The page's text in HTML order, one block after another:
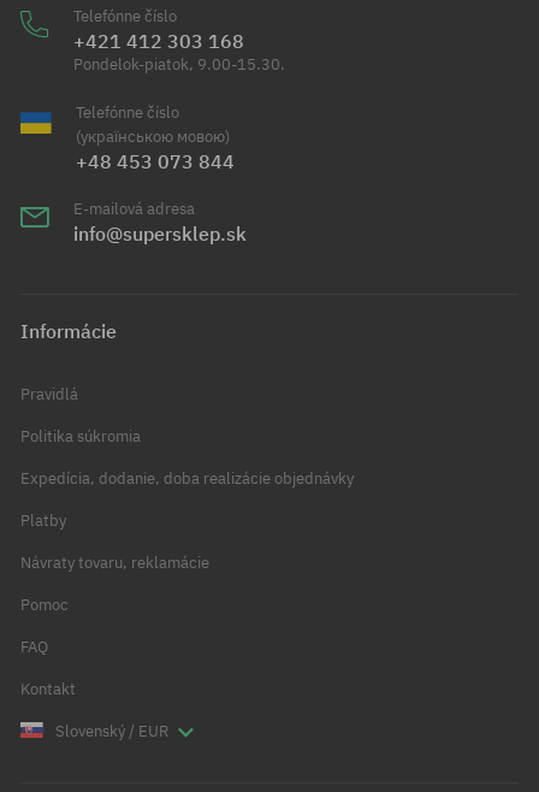
Telefónne číslo
+421 412 303 168
Pondelok-piatok, 9.00-15.30.
Telefónne číslo
(українською мовою)
+48 453 073 844
E-mailová adresa
info@supersklep.sk
Informácie
Pravidlá
Politika súkromia
Expedícia, dodanie, doba realizácie objednávky
Platby
Návraty tovaru, reklamácie
Pomoc
FAQ
Kontakt
Slovenský / EUR